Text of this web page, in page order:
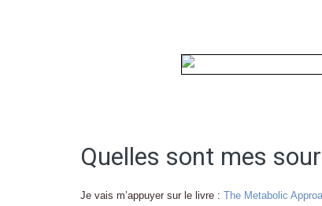
Quelles sont mes
Je vais m’appuyer sur le livre : The Metabolic